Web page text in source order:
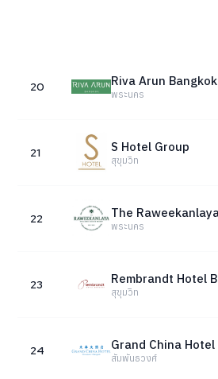
20 Riva Arun Bangkok
พระนคร
21 S Hotel Group
สุขุมวิท
22
พระนคร
23
สุขุมวิท
24
สัมพันธวงศ์